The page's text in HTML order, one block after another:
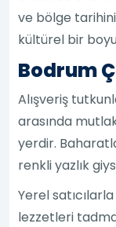
ve bölge
kültürel bir
Bodrum
Alışveriş
arasında
yerdir.
renkli yazlık
Yerel
lezzetleri